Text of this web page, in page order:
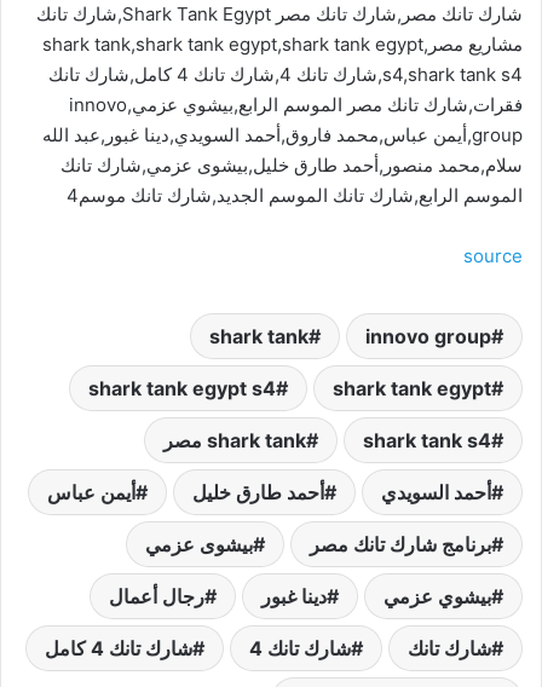
شارك تانك مصر,شارك تانك مصر Shark Tank Egypt,شارك تانك
مشاريع مصر,shark tank,shark tank egypt,shark tank egypt
s4,shark tank s4,شارك تانك 4,شارك تانك 4 كامل,شارك تانك
فقرات,شارك تانك مصر الموسم الرابع,بيشوي عزمي,innovo
group,أيمن عباس,محمد فاروق,أحمد السويدي,دينا غبور,عبد الله
سلام,محمد منصور,أحمد طارق خليل,بيشوى عزمي,شارك تانك
الموسم الرابع,شارك تانك الموسم الجديد,شارك تانك موسم4
source
innovo group
shark tank
shark tank egypt
shark tank egypt s4
shark tank s4 shark tank مصر
أحمد السويدي أحمد طارق خليل أيمن عباس
برنامج شارك تانك مصر بيشوى عزمي
بيشوي عزمي دينا غبور رجال أعمال
شارك تانك شارك تانك 4 شارك تانك 4 كامل